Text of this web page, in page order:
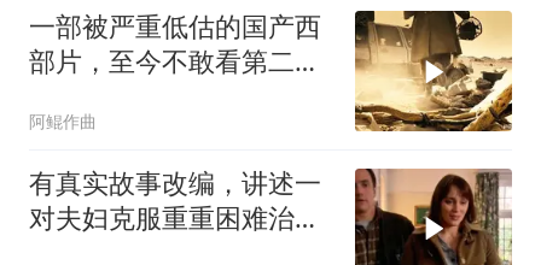
一部被严重低估的国产西
部片，至今不敢看第二
阿鲲作曲
有真实故事改编，讲述一
对夫妇克服重重困难治疗